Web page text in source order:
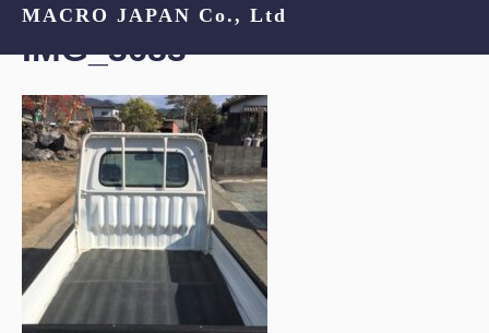
MACRO JAPAN Co., Ltd
IMG_3683